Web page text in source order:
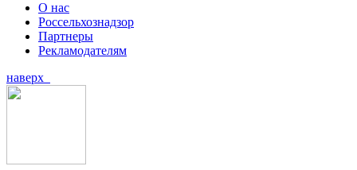
О нас
Россельхознадзор
Партнеры
Рекламодателям
наверх